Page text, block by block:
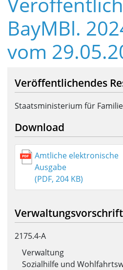
BayMBl.
vom
Veröffentlichendes
Staatsministerium für
Download
Amtliche elektronische
Ausgabe
(PDF, 204 KB)
Verwaltungsvorschrift
2175.4-A
Verwaltung
Sozialhilfe und